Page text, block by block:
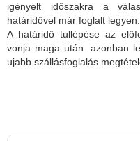
igényelt időszakra a
határidővel már foglalt legyen.
A határidő tullépése az
vonja maga után. azonban
ujabb szállásfoglalás